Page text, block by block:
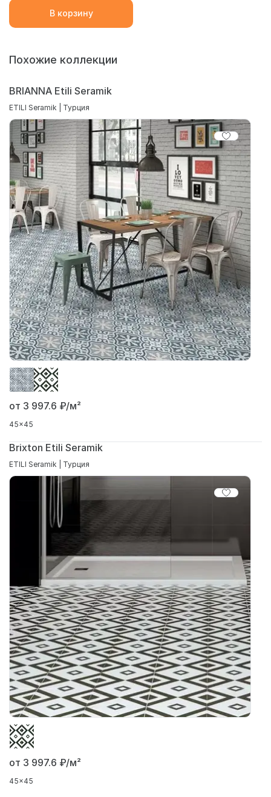
В корзину
Похожие коллекции
BRIANNA Etili Seramik
ETILI Seramik | Турция
от 3 997.6 ₽/м²
45x45
Brixton Etili Seramik
ETILI Seramik | Турция
от 3 997.6 ₽/м²
45x45